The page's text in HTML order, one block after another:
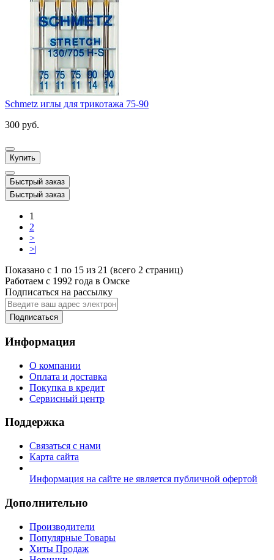
Schmetz иглы для трикотажа 75-90
300 руб.
Купить
Быстрый заказ
Быстрый заказ
1
2
>
>|
Показано с 1 по 15 из 21 (всего 2 страниц)
Работаем с 1992 года в Омске
Подписаться на рассылку
Подписаться
Информация
О компании
Оплата и доставка
Покупка в кредит
Сервисный центр
Поддержка
Связаться с нами
Карта сайта
Информация на сайте не является публичной офертой
Дополнительно
Производители
Популярные Товары
Хиты Продаж